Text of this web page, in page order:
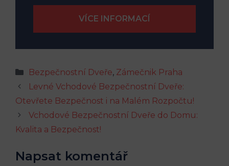
Rubriky
Bezpečnostní Dveře, Zámečnik Praha
Levné Vchodové Bezpečnostní Dveře:
Otevřete Bezpečnost i na Malém Rozpočtu!
Vchodové Bezpečnostní Dveře do Domu:
Kvalita a Bezpečnost!
Napsat komentář